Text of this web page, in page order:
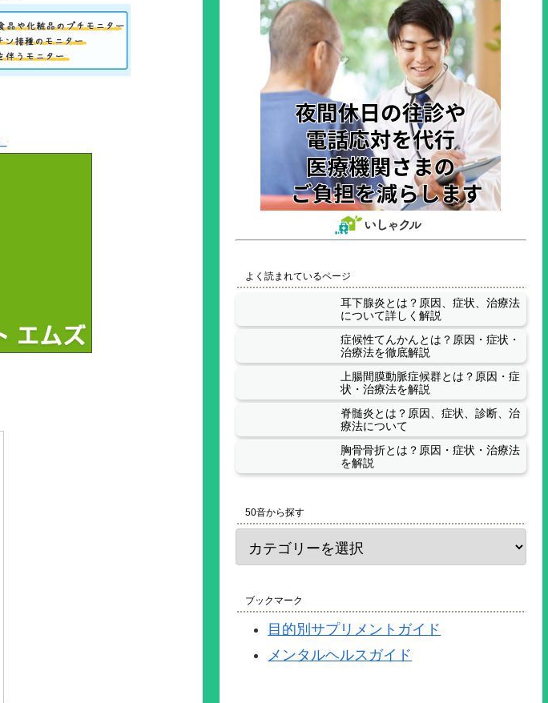
よく読まれているページ
耳下腺炎とは？原因、症状、治療法
について詳しく解説
症候性てんかんとは？原因・症状・
治療法を徹底解説
上腸間膜動脈症候群とは？原因・症
状・治療法を解説
脊髄炎とは？原因、症状、診断、治
療法について
胸骨骨折とは？原因・症状・治療法
を解説
50音から探す
ブックマーク
目的別サプリメントガイド
メンタルヘルスガイド